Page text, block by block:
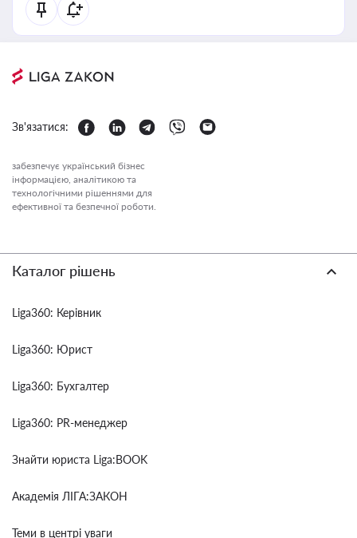
Зв'язатися:
забезпечує український бізнес
інформацією, аналітикою та
технологічними рішеннями для
ефективної та безпечної роботи.
Каталог рішень
Liga360: Керівник
Liga360: Юрист
Liga360: Бухгалтер
Liga360: PR-менеджер
Знайти юриста Liga:BOOK
Академія ЛІГА:ЗАКОН
Теми в центрі уваги